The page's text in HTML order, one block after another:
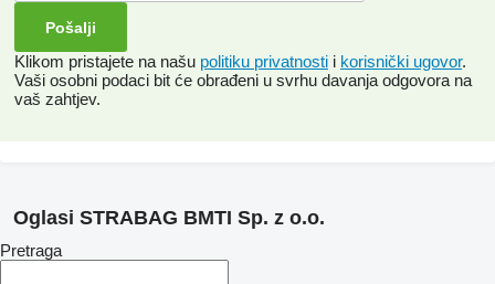
Klikom pristajete na našu politiku privatnosti i korisnički ugovor.
Vaši osobni podaci bit će obrađeni u svrhu davanja odgovora na
vaš zahtjev.
Oglasi STRABAG BMTI Sp. z o.o.
Pretraga